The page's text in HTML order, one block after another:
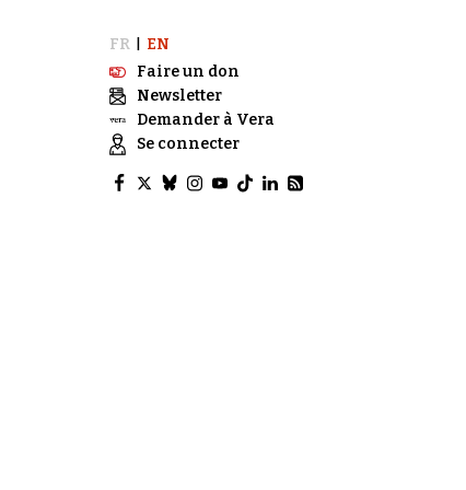
FR
EN
Faire un don
Newsletter
Demander à Vera
Se connecter